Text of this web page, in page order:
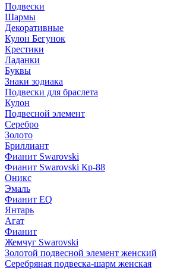
Подвески
Шармы
Декоративные
Кулон Бегунок
Крестики
Ладанки
Буквы
Знаки зодиака
Подвески для браслета
Кулон
Подвесной элемент
Серебро
Золото
Бриллиант
Фианит Swarovski
Фианит Swarovski Кр-88
Оникс
Эмаль
Фианит EQ
Янтарь
Агат
Фианит
Жемчуг Swarovski
Золотой подвесной элемент женcкий
Серебряная подвеска-шарм женская